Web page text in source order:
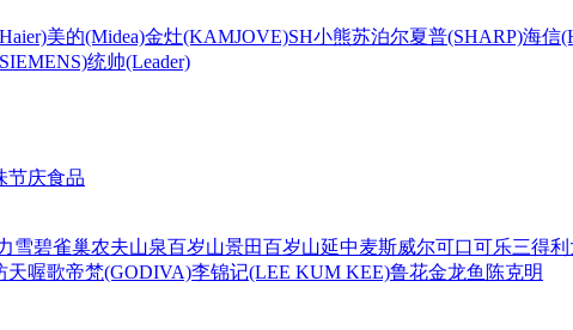
美的(Midea)金灶(KAMJOVE)SH小熊苏泊尔夏普(SHARP)海信
统帅(Leader)
节庆食品
雪碧雀巢农夫山泉百岁山景田百岁山延中麦斯威尔可口可乐三得利
天喔歌帝梵(GODIVA)李锦记(LEE KUM KEE)鲁花金龙鱼 陈克明